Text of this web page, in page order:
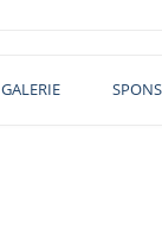
GALERIE